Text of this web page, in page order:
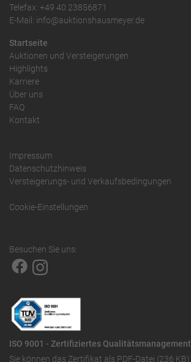
Telefax: +49 40 23856871
E-Mail: info@auktionshausmeyer.de
Startseite
Auktionen und Versteigerungen
Highlights
Karriere
Über uns
FAQ
Kontakt
Impressum
Datenschutzhinweis
Versteigerungs- und Verkaufsbedingungen
Cookie-Einstellungen
Besuchen Sie uns:
ISO 9001 - Zertifiziertes
Sie können das Zertifikat als PDF-Datei (236 KB)